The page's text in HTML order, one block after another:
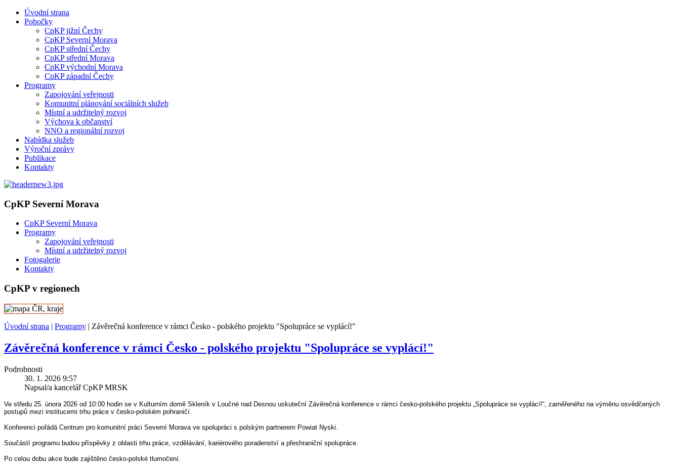
Úvodní strana
Pobočky
CpKP jižní Čechy
CpKP Severní Morava
CpKP střední Čechy
CpKP střední Morava
CpKP východní Morava
CpKP západní Čechy
Programy
Zapojování veřejnosti
Komunitní plánování sociálních služeb
Místní a udržitelný rozvoj
Výchova k občanství
NNO a regionální rozvoj
Nabídka služeb
Výroční zprávy
Publikace
Kontakty
CpKP Severní Morava
CpKP Severní Morava
Programy
Zapojování veřejnosti
Místní a udržitelný rozvoj
Fotogalerie
Kontakty
CpKP v regionech
Úvodní strana | Programy | Závěrečná konference v rámci Česko - polského projektu "Spolupráce se vyplácí!"
Závěrečná konference v rámci Česko - polského projektu "Spolupráce se vyplácí!"
Podrobnosti
30. 1. 2026 9:57
Napsal/a kancelář CpKP MRSK
Ve středu 25. února 2026 od 10:00 hodin se v Kulturním domě Skleník v Loučné nad Desnou uskuteční Závěrečná konference v rámci česko‑polského projektu „Spolupráce se vyplácí!“, zaměřeného na výměnu osvědčených
postupů mezi institucemi trhu práce v česko-polském pohraničí.
Konferenci pořádá Centrum pro komunitní práci Severní Morava ve spolupráci s polským partnerem Powiat Nyski.
Součástí programu budou příspěvky z oblasti trhu práce, vzdělávání, kariérového poradenství a přeshraniční spolupráce.
Po celou dobu akce bude zajištěno česko-polské tlumočení.